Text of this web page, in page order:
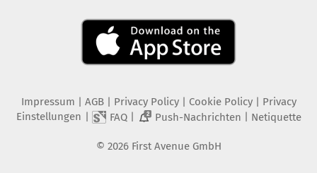
Impressum | AGB | Privacy Policy| Cookie Policy| Privacy
Einstellungen | FAQ| 2 Push-Nachrichten | Netiquette
© 2026 First Avenue GmbH